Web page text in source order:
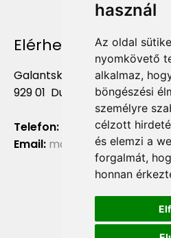
használ
Az oldal
nyomkövető
alkalmaz,
böngészési
személyre
célzott
és elemzi a
forgalmát,
honnan
Elérhetőség
Galantská cesta 658/2F
929 01 Dunajská Streda
Telefon:
+421 903 724 781
Email: